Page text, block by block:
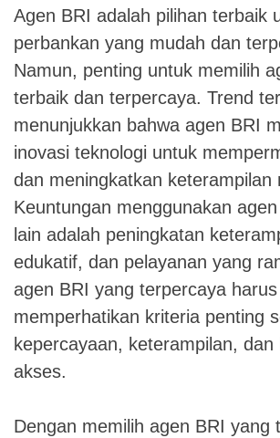
Agen BRI adalah pilihan terbaik
perbankan yang mudah dan
Namun, penting untuk memilih
terbaik dan terpercaya. Trend
menunjukkan bahwa agen BRI
inovasi teknologi untuk
dan meningkatkan keterampilan
Keuntungan menggunakan
lain adalah peningkatan
edukatif, dan pelayanan yang
agen BRI yang terpercaya harus
memperhatikan kriteria penting
kepercayaan, keterampilan, dan
akses.
Dengan memilih agen BRI yang